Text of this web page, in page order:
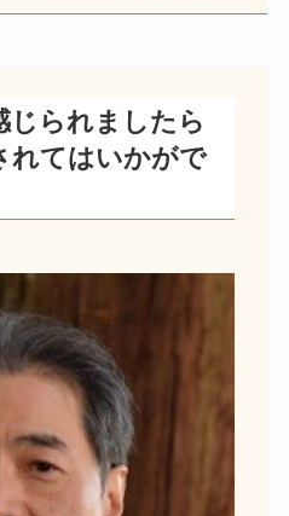
じられましたら
れてはいかがで